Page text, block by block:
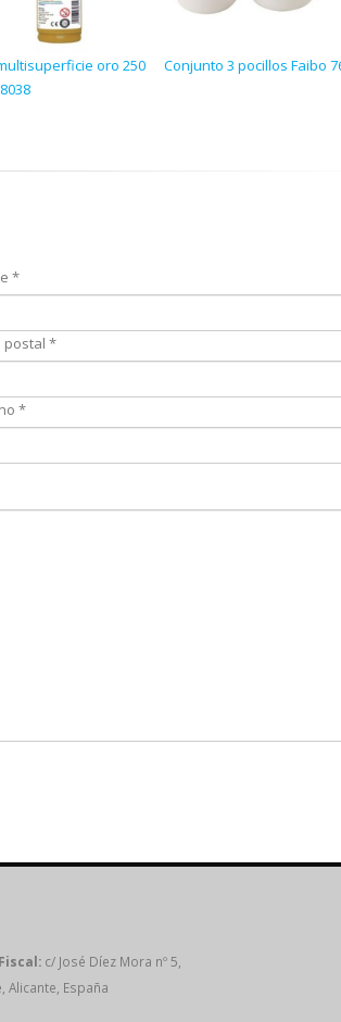
oro 250
Conjunto 3 pocillos Faibo
*
postal *
*
c/ José Díez Mora nº 5,
Alicante, España